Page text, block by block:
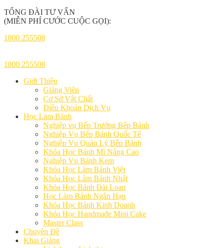
TỔNG ĐÀI TƯ VẤN
(MIỄN PHÍ CƯỚC CUỘC GỌI):
1800 255508
1800 255508
Giới Thiệu
Giảng Viên
Cơ Sở Vật Chất
Điều Khoản Dịch Vụ
Học Làm Bánh
Nghiệp vụ Bếp Trưởng Bếp Bánh
Nghiệp Vụ Bếp Bánh Quốc Tế
Nghiệp Vụ Quản Lý Bếp Bánh
Khóa Học Bánh Mì Nâng Cao
Nghiệp Vụ Bánh Kem
Khóa Học Làm Bánh Việt
Khóa Học Làm Bánh Nhật
Khóa Học Bánh Đài Loan
Học Làm Bánh Ngắn Hạn
Khóa Học Bánh Kinh Doanh
Khóa Học Handmade Mini Cake
Master Class
Chuyên Đề
Khai Giảng